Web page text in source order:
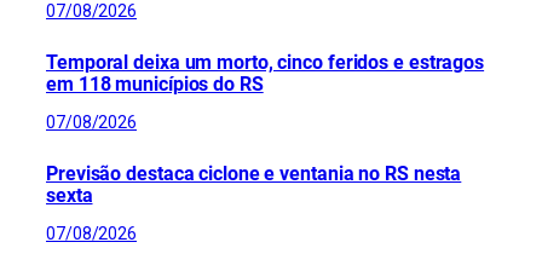
07/08/2026
Temporal deixa um morto, cinco feridos e estragos
em 118 municípios do RS
07/08/2026
Previsão destaca ciclone e ventania no RS nesta
sexta
07/08/2026